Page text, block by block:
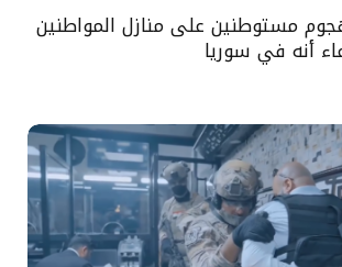
مستوطنين على منازل المواطنين
أنه في سوريا